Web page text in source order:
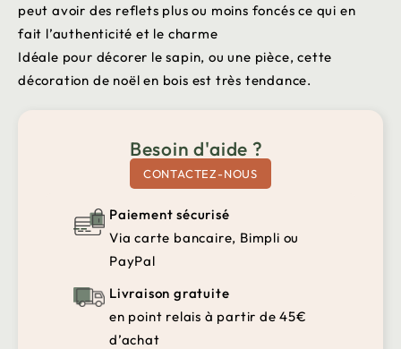
peut avoir des reflets plus ou moins foncés ce qui en
fait l’authenticité et le charme
Idéale pour décorer le sapin, ou une pièce, cette
décoration de noël en bois est très tendance.
Besoin d'aide ?
CONTACTEZ-NOUS
Paiement sécurisé
Via carte bancaire, Bimpli ou
PayPal
Livraison gratuite
en point relais à partir de 45€
d’achat